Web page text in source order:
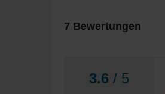
7 Bewertungen
3.6/ 5